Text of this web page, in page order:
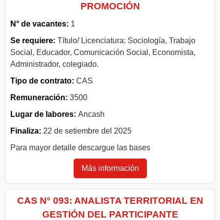
PROMOCIÓN
N° de vacantes: 1
Se requiere: Título/ Licenciatura: Sociología, Trabajo
Social, Educador, Comunicación Social, Economista,
Administrador, colegiado.
Tipo de contrato: CAS
Remuneración: 3500
Lugar de labores: Ancash
Finaliza: 22 de setiembre del 2025
Para mayor detalle descargue las bases
Más información
CAS N° 093: ANALISTA TERRITORIAL EN
GESTIÓN DEL PARTICIPANTE